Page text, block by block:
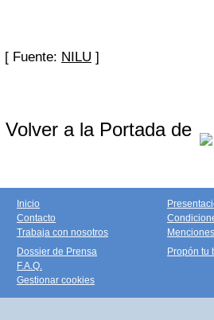
[ Fuente: NILU ]
Volver a la Portada de
Inicio
Contacto
Trabaja con nosotros
Dossier de Prensa
F.A.Q.
Gestionar cookies
Propón tu